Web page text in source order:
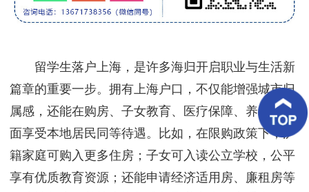
务
优
案
客
好
评
留学生落户上海，是许多海归开启职业与生活新
篇章的重要一步。拥有上海户口，不仅能增强城市归
属感，还能在购房、子女教育、医疗保障、养老等方
面享受本地居民同等待遇。比如，在限购政策下，沪
籍家庭可购入更多住房；子女可入读公立学校，公平
享有优质教育资源；还能申请经济适用房、廉租房等